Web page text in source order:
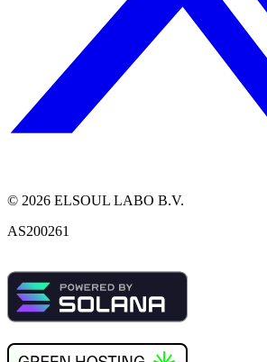
© 2026 ELSOUL LABO B.V.
AS200261